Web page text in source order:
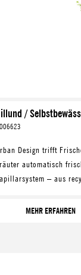
/
Design trifft Frischegarantie: Der
automatisch
– aus
MEHR ERFAHREN